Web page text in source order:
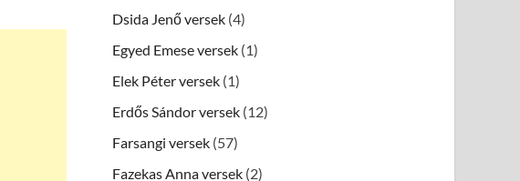
Dsida Jenő versek (4)
Egyed Emese versek (1)
Elek Péter versek (1)
Erdős Sándor versek (12)
Farsangi versek (57)
Fazekas Anna versek (2)